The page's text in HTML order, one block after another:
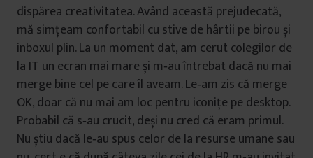
dispărea creativitatea. Având această prejudecată,
mă simțeam confortabil cu stive de hârtii pe birou și
inboxul plin. La un moment dat, am cerut colegilor de
la IT un ecran mai mare și m‑au întrebat dacă nu mai
merge bine cel pe care îl aveam. Le‑am zis că merge
OK, doar că nu mai am loc pentru iconițe pe desktop.
Probabil că s‑au crucit, deși nu cred că eram primul.
Nu știu dacă le‑au spus celor de la resurse umane sau